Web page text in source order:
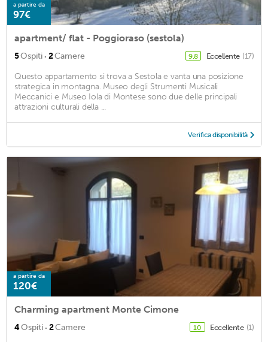
a partire da
97€
apartment/ flat - Poggioraso (sestola)
5Ospiti · 2Camere 9,8 Eccellente (17)
Questo appartamento si trova a Sestola e vanta una posizione
strategica in montagna. Museo degli Strumenti Musicali
Meccanici e Museo Iola di Montese sono due delle principali
attrazioni culturali della ...
Verifica disponibilità
a partire da
120€
Charming apartment Monte Cimone
4Ospiti · 2Camere 10 Eccellente (1)